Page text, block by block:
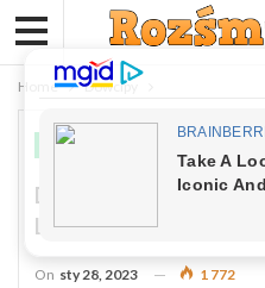
Home Dowcipy
DOWCIPY
Dowcip Dnia: Przed
Leśnej Polanie
On sty 28, 2023 1 772